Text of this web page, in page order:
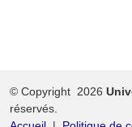
© Copyright 2026
réservés.